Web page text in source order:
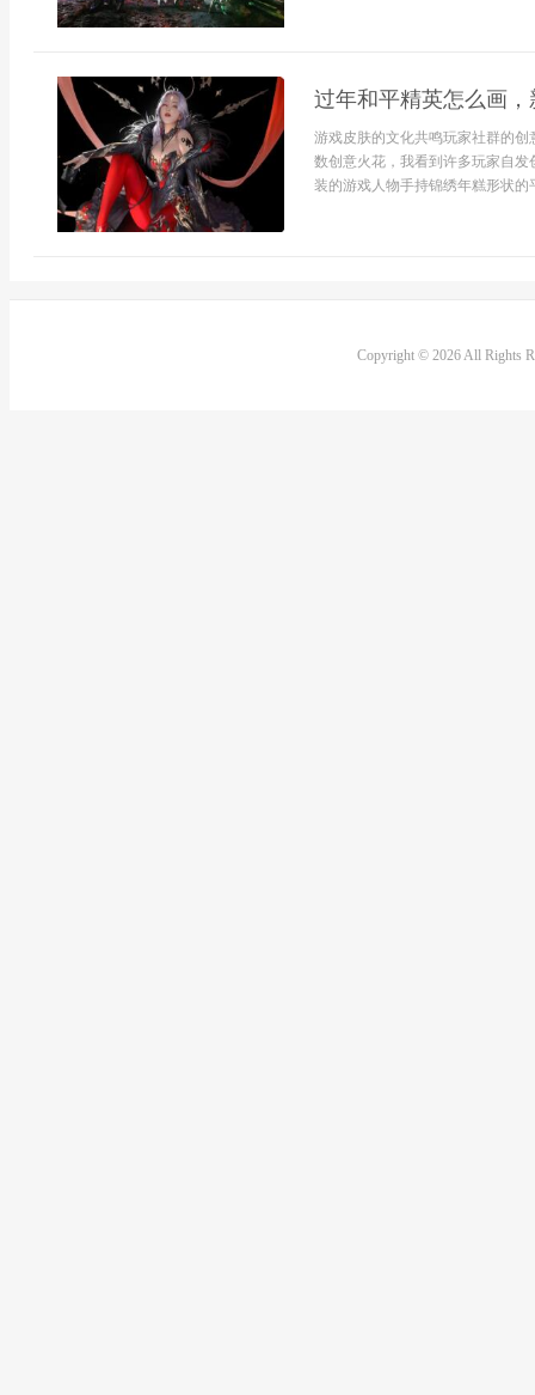
过年和平精英怎么画
游戏皮肤的文化共鸣玩家社群的
数创意火花，我看到许多玩家自
装的游戏人物手持锦绣年糕形状的
Copyright © 2026 All Rights